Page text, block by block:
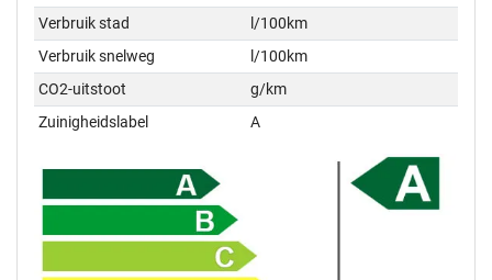
Verbruik stad
l/100km
Verbruik snelweg
l/100km
CO2-uitstoot
g/km
Zuinigheidslabel
A